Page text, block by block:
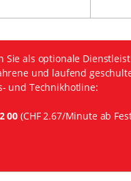
Sie als optionale
und laufend
und Technikhotline:
00 (CHF 2.67/Minute ab